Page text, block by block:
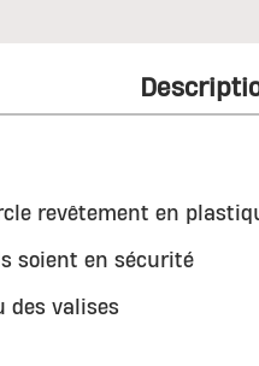
revêtement en
soient en sécurité
des valises